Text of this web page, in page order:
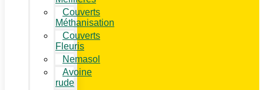
Couverts
Méthanisation
Couverts
Fleuris
Nemasol
Avoine
rude